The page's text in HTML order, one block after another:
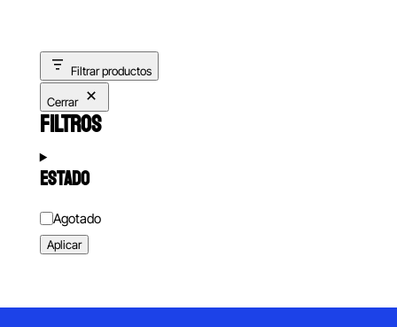
$1,070.00.$695.00.
Filtrar productos
Cerrar
FILTROS
ESTADO
Estado
Agotado
Aplicar